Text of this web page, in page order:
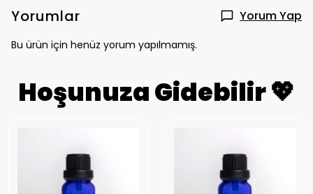
Yorumlar Yorum Yap
Bu ürün için henüz yorum yapılmamış.
Hoşunuza Gidebilir 💖